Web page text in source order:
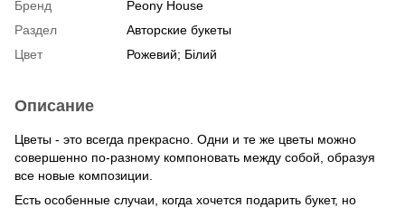
Бренд
Peony House
Раздел
Авторские букеты
Цвет
Рожевий; Білий
Описание
Цветы - это всегда прекрасно. Одни и те же цветы можно
совершенно по-разному компоновать между собой, образуя
все новые композиции.
Есть особенные случаи, когда хочется подарить букет, но